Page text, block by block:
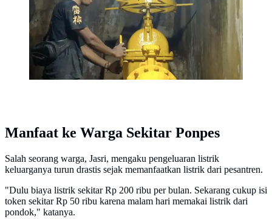
Manfaat ke Warga Sekitar Ponpes
Salah seorang warga, Jasri, mengaku pengeluaran listrik
keluarganya turun drastis sejak memanfaatkan listrik dari pesantren.
"Dulu biaya listrik sekitar Rp 200 ribu per bulan. Sekarang cukup isi
token sekitar Rp 50 ribu karena malam hari memakai listrik dari
pondok," katanya.